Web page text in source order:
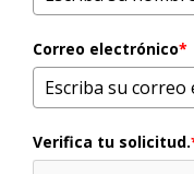
Correo electrónico*
Verifica tu solicitud.